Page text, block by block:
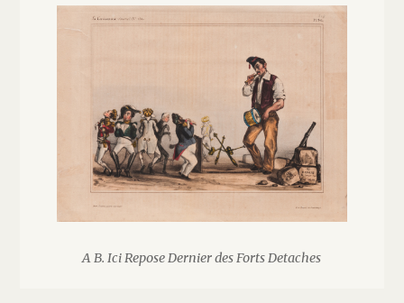
A B. Ici Repose Dernier des Forts Detaches